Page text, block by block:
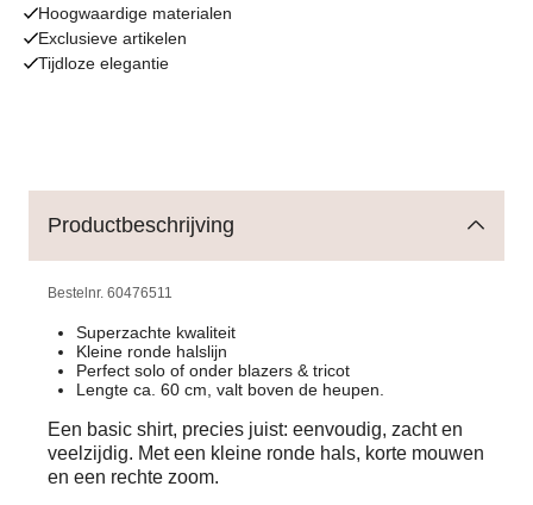
Hoogwaardige materialen
Exclusieve artikelen
Tijdloze elegantie
Productbeschrijving
Bestelnr. 60476511
Superzachte kwaliteit
Kleine ronde halslijn
Perfect solo of onder blazers & tricot
Lengte ca. 60 cm, valt boven de heupen.
Een basic shirt, precies juist: eenvoudig, zacht en
veelzijdig. Met een kleine ronde hals, korte mouwen
en een rechte zoom.